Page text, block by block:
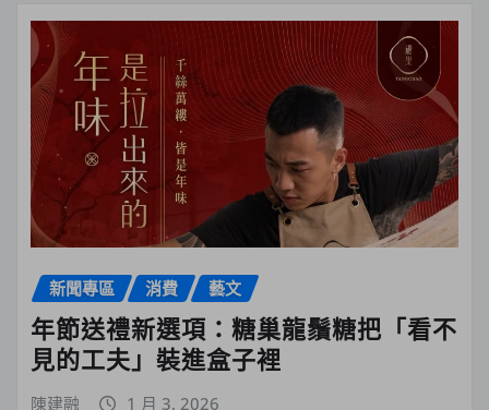
新聞專區 消費 藝文
年節送禮新選項：糖巢龍鬚糖把「看不
見的工夫」裝進盒子裡
陳建融 1 月 3, 2026